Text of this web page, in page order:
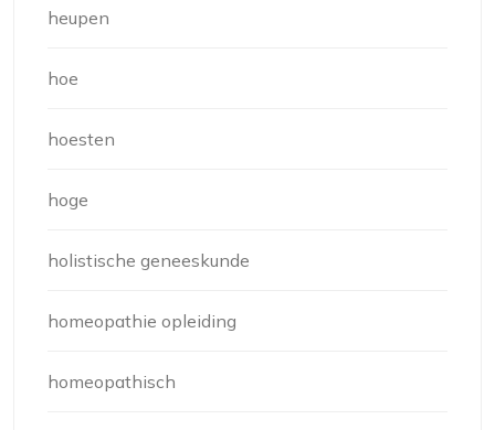
heupen
hoe
hoesten
hoge
holistische geneeskunde
homeopathie opleiding
homeopathisch